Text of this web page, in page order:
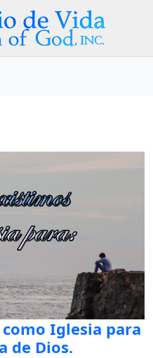
Iglesia para
de Dios.